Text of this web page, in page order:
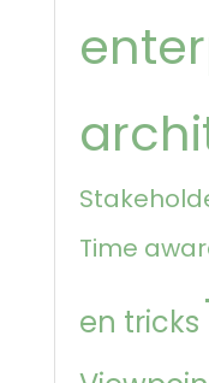
Time
en tricks